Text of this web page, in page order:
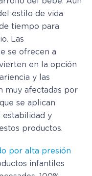
estilo de vida
tiempo para
Las
se ofrecen a
en la opción
y las
muy afectadas por
se aplican
estabilidad y
productos.
por alta presión
infantiles